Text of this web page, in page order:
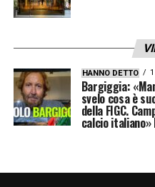
HANNO DETTO
Bargiggia:
svelo cosa è
della FIGC.
calcio italiano»